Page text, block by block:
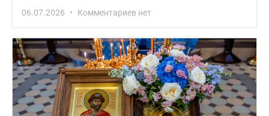
06.07.2026 Комментариев нет